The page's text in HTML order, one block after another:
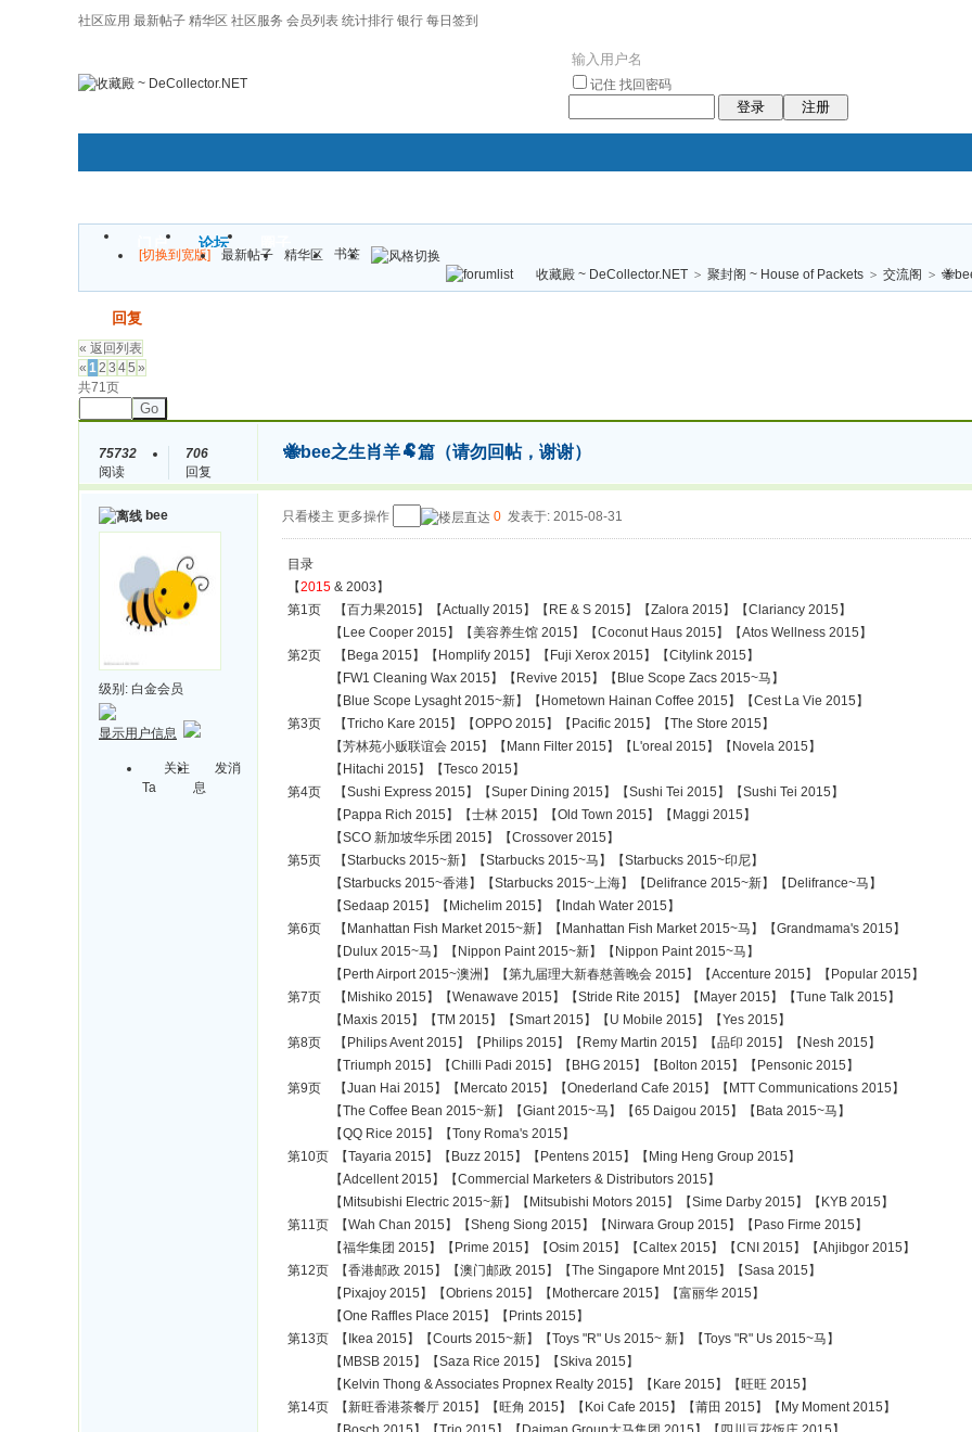
社区应用 最新帖子 精华区 社区服务 会员列表 统计排行 银行 每日签到
记住 找回密码
登录 注册
门户 论坛
褔
袠袠袥眩褦
[切换到宽版] 最新帖子 精华区
书签
收藏殿 ~ DeCollector.NET > 聚封阁 ~ House of Packets > 交流阁 >
回复
« 返回列表
« 12 3 45 »
共71页
Go
75732
阅读
706
回复
🐝bee之生肖羊🐏篇（请勿回帖，谢谢）
bee
级别: 白金会员
显示用户信息
关注
Ta
发消
息
只看楼主 更多操作 0 发表于: 2015-08-31
目录
【2015 & 2003】
第1页 【百力果2015】【Actually 2015】【RE & S 2015】【Zalora 2015】【Clariancy 2015】
【Lee Cooper 2015】【美容养生馆 2015】【Coconut Haus 2015】【Atos Wellness 2015】
第2页 【Bega 2015】【Homplify 2015】【Fuji Xerox 2015】【Citylink 2015】
【FW1 Cleaning Wax 2015】【Revive 2015】【Blue Scope Zacs 2015~马】
【Blue Scope Lysaght 2015~新】【Hometown Hainan Coffee 2015】【Cest La Vie 2015】
第3页 【Tricho Kare 2015】【OPPO 2015】【Pacific 2015】【The Store 2015】
【芳林苑小贩联谊会 2015】【Mann Filter 2015】【L'oreal 2015】【Novela 2015】
【Hitachi 2015】【Tesco 2015】
第4页 【Sushi Express 2015】【Super Dining 2015】【Sushi Tei 2015】【Sushi Tei 2015】
【Pappa Rich 2015】【士林 2015】【Old Town 2015】【Maggi 2015】
【SCO 新加坡华乐团 2015】【Crossover 2015】
第5页 【Starbucks 2015~新】【Starbucks 2015~马】【Starbucks 2015~印尼】
【Starbucks 2015~香港】【Starbucks 2015~上海】【Delifrance 2015~新】【Delifrance~马】
【Sedaap 2015】【Michelim 2015】【Indah Water 2015】
第6页 【Manhattan Fish Market 2015~新】【Manhattan Fish Market 2015~马】【Grandmama's 2015】
【Dulux 2015~马】【Nippon Paint 2015~新】【Nippon Paint 2015~马】
【Perth Airport 2015~澳洲】【第九届理大新春慈善晚会 2015】【Accenture 2015】【Popular 2015】
第7页 【Mishiko 2015】【Wenawave 2015】【Stride Rite 2015】【Mayer 2015】【Tune Talk 2015】
【Maxis 2015】【TM 2015】【Smart 2015】【U Mobile 2015】【Yes 2015】
第8页 【Philips Avent 2015】【Philips 2015】【Remy Martin 2015】【品印 2015】【Nesh 2015】
【Triumph 2015】【Chilli Padi 2015】【BHG 2015】【Bolton 2015】【Pensonic 2015】
第9页 【Juan Hai 2015】【Mercato 2015】【Onederland Cafe 2015】【MTT Communications 2015】
【The Coffee Bean 2015~新】【Giant 2015~马】【65 Daigou 2015】【Bata 2015~马】
【QQ Rice 2015】【Tony Roma's 2015】
第10页 【Tayaria 2015】【Buzz 2015】【Pentens 2015】【Ming Heng Group 2015】
【Adcellent 2015】【Commercial Marketers & Distributors 2015】
【Mitsubishi Electric 2015~新】【Mitsubishi Motors 2015】【Sime Darby 2015】【KYB 2015】
第11页 【Wah Chan 2015】【Sheng Siong 2015】【Nirwara Group 2015】【Paso Firme 2015】
【福华集团 2015】【Prime 2015】【Osim 2015】【Caltex 2015】【CNI 2015】【Ahjibgor 2015】
第12页 【香港邮政 2015】【澳门邮政 2015】【The Singapore Mnt 2015】【Sasa 2015】
【Pixajoy 2015】【Obriens 2015】【Mothercare 2015】【富丽华 2015】
【One Raffles Place 2015】【Prints 2015】
第13页 【Ikea 2015】【Courts 2015~新】【Toys "R" Us 2015~ 新】【Toys "R" Us 2015~马】
【MBSB 2015】【Saza Rice 2015】【Skiva 2015】
【Kelvin Thong & Associates Propnex Realty 2015】【Kare 2015】【旺旺 2015】
第14页 【新旺香港茶餐厅 2015】【旺角 2015】【Koi Cafe 2015】【莆田 2015】【My Moment 2015】